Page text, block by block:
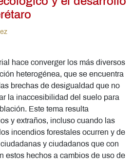
hace converger los más diversos
heterogénea, que se encuentra
brechas de desigualdad que no
la inaccesibilidad del suelo para
Este tema resulta
y extraños, incluso cuando las
incendios forestales ocurren y de
y ciudadanos que con
estos hechos a cambios de uso de